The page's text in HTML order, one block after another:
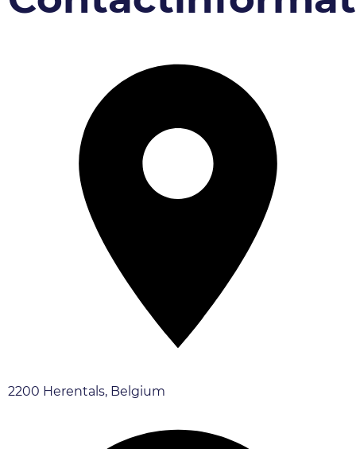
2200 Herentals, Belgium